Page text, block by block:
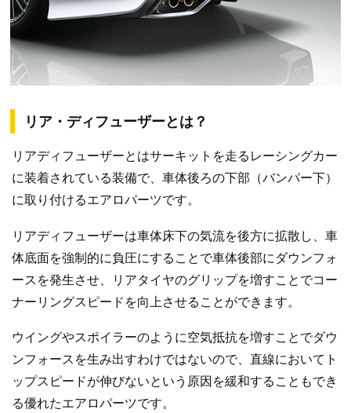
リア・ディフューザーとは？
リアディフューザーとはサーキットを走るレーシングカー
に装着されている装備で、車体後ろの下部（バンパー下）
に取り付けるエアロパーツです。
リアディフューザーは車体床下の気流を後方に拡散し、車
体底面を強制的に負圧にすることで車体後部にダウンフォ
ースを発生させ、リアタイヤのグリップを増すことでコー
ナーリングスピードを向上させることができます。
ウイングやスポイラーのように空気抵抗を増すことでダウ
ンフォースを生み出すわけではないので、直線においてト
ップスピードが伸びないという原因を緩和することもでき
る優れたエアロパーツです。